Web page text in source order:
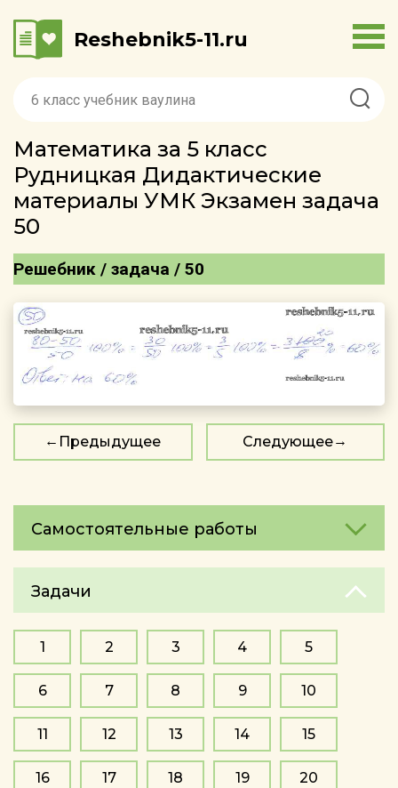
Reshebnik5-11.ru
Математика за 5 класс
Рудницкая Дидактические
материалы УМК Экзамен задача
50
Решебник / задача / 50
Предыдущее Следующее
Самостоятельные работы
Задачи
1 2 3 4 5
6 7 8 9 10
11 12 13 14 15
16 17 18 19 20